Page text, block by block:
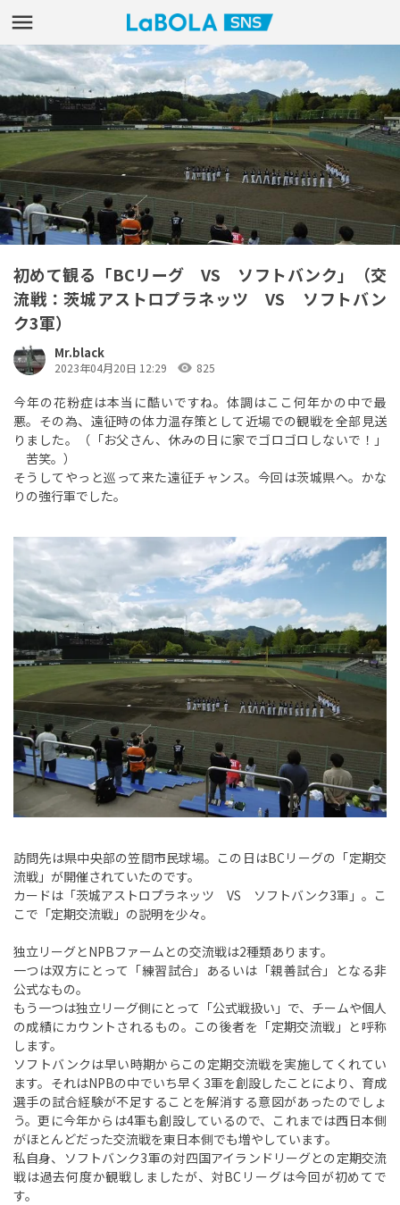
初めて観る「BCリーグ VS ソフトバンク」（交
流戦：茨城アストロプラネッツ VS ソフトバン
ク3軍）
Mr.black
2023年04月20日 12:29 visibility 825
今年の花粉症は本当に酷いですね。体調はここ何年かの中で最
悪。その為、遠征時の体力温存策として近場での観戦を全部見送
りました。（「お父さん、休みの日に家でゴロゴロしないで！」
苦笑。）
そうしてやっと巡って来た遠征チャンス。今回は茨城県へ。かな
りの強行軍でした。
訪問先は県中央部の笠間市民球場。この日はBCリーグの「定期交
流戦」が開催されていたのです。
カードは「茨城アストロプラネッツ VS ソフトバンク3軍」。こ
こで「定期交流戦」の説明を少々。
独立リーグとNPBファームとの交流戦は2種類あります。
一つは双方にとって「練習試合」あるいは「親善試合」となる非
公式なもの。
もう一つは独立リーグ側にとって「公式戦扱い」で、チームや個人
の成績にカウントされるもの。この後者を「定期交流戦」と呼称
します。
ソフトバンクは早い時期からこの定期交流戦を実施してくれてい
ます。それはNPBの中でいち早く3軍を創設したことにより、育成
選手の試合経験が不足することを解消する意図があったのでしょ
う。更に今年からは4軍も創設しているので、これまでは西日本側
がほとんどだった交流戦を東日本側でも増やしています。
私自身、ソフトバンク3軍の対四国アイランドリーグとの定期交流
戦は過去何度か観戦しましたが、対BCリーグは今回が初めてで
す。